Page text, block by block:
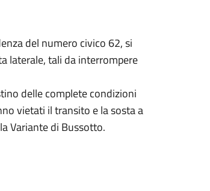
del numero civico 62, si
laterale, tali da interrompere
delle complete condizioni
vietati il transito e la sosta a
Variante di Bussotto.